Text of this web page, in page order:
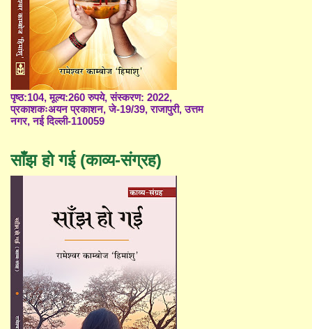
पृष्ठ:104, मूल्य:260 रुपये, संस्करण: 2022,
प्रकाशकःअयन प्रकाशन, जे-19/39, राजापुरी, उत्तम
नगर, नई दिल्ली-110059
साँझ हो गई (काव्य-संग्रह)